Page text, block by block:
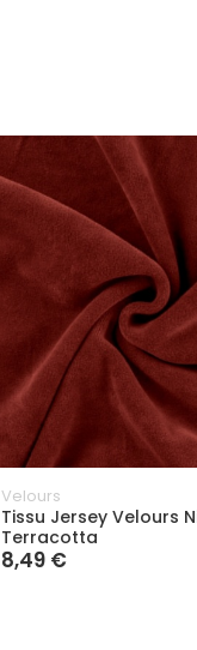
Velours
Tissu Jersey Velours
Terracotta
8,49 €